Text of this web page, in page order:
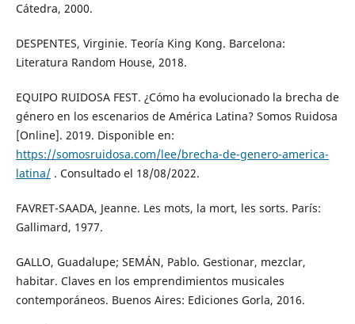
Cátedra, 2000.
DESPENTES, Virginie. Teoría King Kong. Barcelona:
Literatura Random House, 2018.
EQUIPO RUIDOSA FEST. ¿Cómo ha evolucionado la brecha de
género en los escenarios de América Latina? Somos Ruidosa
[Online]. 2019. Disponible en:
https://somosruidosa.com/lee/brecha-de-genero-america-
latina/. Consultado el 18/08/2022.
FAVRET-SAADA, Jeanne. Les mots, la mort, les sorts. París:
Gallimard, 1977.
GALLO, Guadalupe; SEMÁN, Pablo. Gestionar, mezclar,
habitar. Claves en los emprendimientos musicales
contemporáneos. Buenos Aires: Ediciones Gorla, 2016.